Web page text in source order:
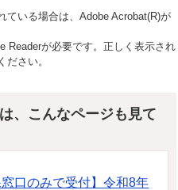
いる場合は、Adobe Acrobat(R)が
Readerが必要です。正しく表示され
ださい。
、こんなページも見て
口のみで受付】令和8年